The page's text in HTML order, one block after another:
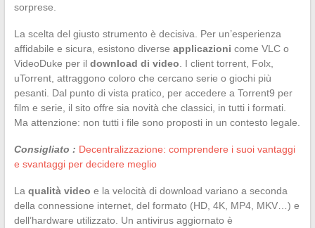
sorprese.
La scelta del giusto strumento è decisiva. Per un’esperienza
affidabile e sicura, esistono diverse applicazioni come VLC o
VideoDuke per il download di video . I client torrent, Folx,
uTorrent, attraggono coloro che cercano serie o giochi più
pesanti. Dal punto di vista pratico, per accedere a Torrent9 per
film e serie, il sito offre sia novità che classici, in tutti i formati.
Ma attenzione: non tutti i file sono proposti in un contesto legale.
Consigliato : Decentralizzazione: comprendere i suoi vantaggi
e svantaggi per decidere meglio
La qualità video e la velocità di download variano a seconda
della connessione internet, del formato (HD, 4K, MP4, MKV…) e
dell’hardware utilizzato. Un antivirus aggiornato è